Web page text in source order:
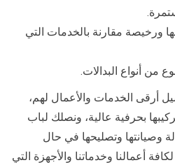
ورخيصة مقارنة بالخدمات التي
من أنواع البدالات.
أرقى الخدمات والأعمال لهم،
بحرفية عالية، ونصلك لباب
وصيانتها وتصليحها في حال
أعمالنا وخدماتنا والأجهزة التي